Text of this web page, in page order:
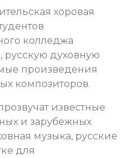
хоровая
колледжа
русскую духовную
произведения
композиторов.
известные
и зарубежных
музыка, русские
для